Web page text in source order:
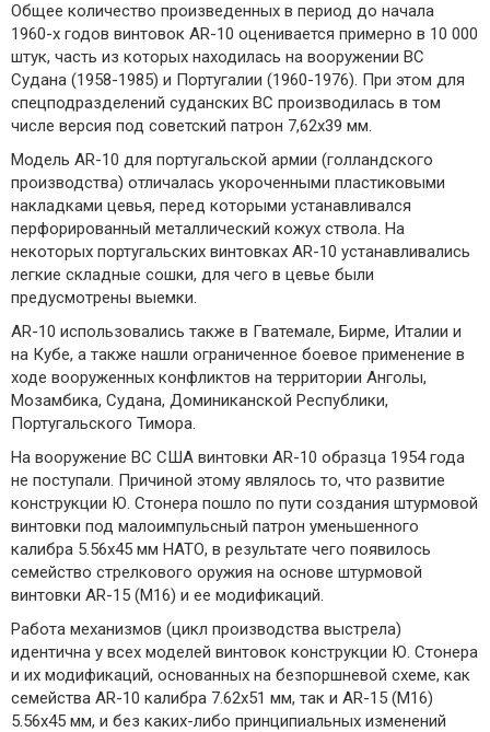
Общее количество произведенных в период до начала
1960-х годов винтовок AR-10 оценивается примерно в 10 000
штук, часть из которых находилась на вооружении ВС
Судана (1958-1985) и Португалии (1960-1976). При этом для
спецподразделений суданских ВС производилась в том
числе версия под советский патрон 7,62х39 мм.
Модель AR-10 для португальской армии (голландского
производства) отличалась укороченными пластиковыми
накладками цевья, перед которыми устанавливался
перфорированный металлический кожух ствола. На
некоторых португальских винтовках AR-10 устанавливались
легкие складные сошки, для чего в цевье были
предусмотрены выемки.
AR-10 использовались также в Гватемале, Бирме, Италии и
на Кубе, а также нашли ограниченное боевое применение в
ходе вооруженных конфликтов на территории Анголы,
Мозамбика, Судана, Доминиканской Республики,
Португальского Тимора.
На вооружение ВС США винтовки AR-10 образца 1954 года
не поступали. Причиной этому являлось то, что развитие
конструкции Ю. Стонера пошло по пути создания штурмовой
винтовки под малоимпульсный патрон уменьшенного
калибра 5.56х45 мм НАТО, в результате чего появилось
семейство стрелкового оружия на основе штурмовой
винтовки AR-15 (М16) и ее модификаций.
Работа механизмов (цикл производства выстрела)
идентична у всех моделей винтовок конструкции Ю. Стонера
и их модификаций, основанных на безпоршневой схеме, как
семейства AR-10 калибра 7.62х51 мм, так и AR-15 (M16)
5.56х45 мм, и без каких-либо принципиальных изменений